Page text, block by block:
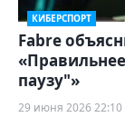
КИБЕРСПОРТ
Fabre
паузу"»
29 июня 2026 22:10